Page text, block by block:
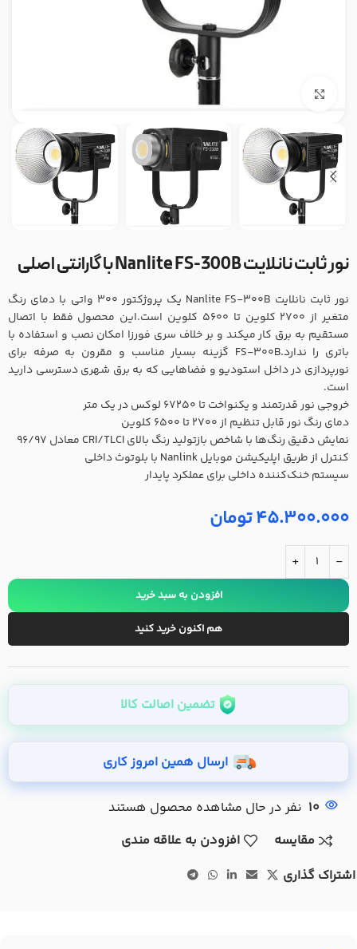
نور ثابت نانلایت Nanlite FS-300B با گارانتی اصلی
نور ثابت نانلایت Nanlite FS-300B یک پروژکتور 300 واتی با دمای رنگ
متغیر از 2700 کلوین تا 5600 کلوین است.این محصول فقط با اتصال
مستقیم به برق کار میکند و بر خلاف سری فورزا امکان نصب و استفاده با
باتری را ندارد.FS-300B گزینه بسیار مناسب و مقرون به صرفه برای
نورپردازی در داخل استودیو و فضاهایی که به برق شهری دسترسی دارید
است.
خروجی نور قدرتمند و یکنواخت تا 67250 لوکس در یک متر
دمای رنگ نور قابل تنظیم از ۲۷۰۰ تا ۶۵۰۰ کلوین
نمایش دقیق رنگ‌ها با شاخص بازتولید رنگ بالای CRI/TLCI معادل ۹۶/۹۷
کنترل از طریق اپلیکیشن موبایل Nanlink با بلوتوث داخلی
سیستم خنک‌کننده داخلی برای عملکرد پایدار
45.300.000تومان
-
+
افزودن به سبد خرید
هم اکنون خرید کنید
تضمین اصالت کالا
ارسال همین امروز کاری
10 نفر در حال مشاهده محصول هستند
مقایسه
افزودن به علاقه مندی
اشتراک گذاری